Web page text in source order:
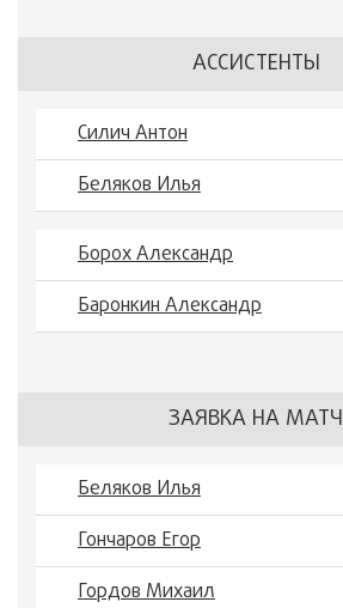
АССИСТЕНТЫ
Силич Антон
Беляков Илья
Борох Александр
Баронкин Александр
ЗАЯВКА НА МАТЧ
Беляков Илья
Гончаров Егор
Гордов Михаил